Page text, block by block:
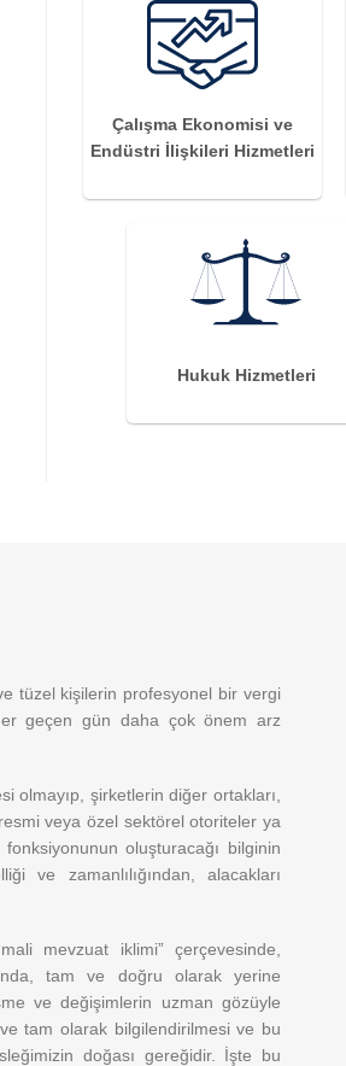
Çalışma Ekonomisi ve
Endüstri İlişkileri Hizmetleri
Hukuk Hizmetleri
tüzel kişilerin profesyonel bir vergi
geçen gün daha çok önem arz
olmayıp, şirketlerin diğer ortakları,
veya özel sektörel otoriteler ya
oluşturacağı bilginin
ve zamanlılığından, alacakları
mevzuat iklimi” çerçevesinde,
tam ve doğru olarak yerine
ve değişimlerin uzman gözüyle
tam olarak bilgilendirilmesi ve bu
doğası gereğidir. İşte bu